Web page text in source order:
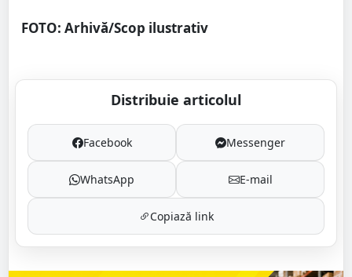
FOTO: Arhivă/Scop ilustrativ
Distribuie articolul
Facebook Messenger
WhatsApp E-mail
Copiază link